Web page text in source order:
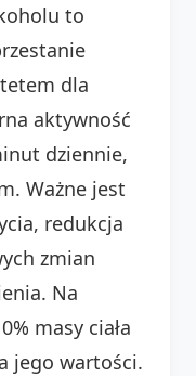
to
dla
aktywność
dziennie,
Ważne jest
redukcja
zmian
Na
masy ciała
jego wartości.